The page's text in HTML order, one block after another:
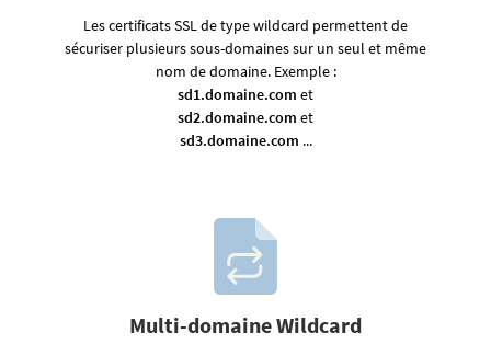
Les certificats SSL de type wildcard permettent de
sécuriser plusieurs sous-domaines sur un seul et même
nom de domaine. Exemple :
sd1.domaine.com et
sd2.domaine.com et
sd3.domaine.com ...
Multi-domaine Wildcard